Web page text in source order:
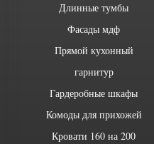
Длинные тумбы
Фасады мдф
Прямой кухонный
гарнитур
Гардеробные шкафы
Комоды для прихожей
Кровати 160 на 200